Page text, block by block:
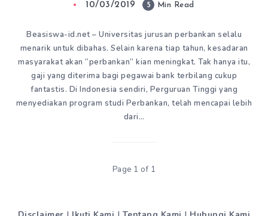
10/03/2019 5 Min Read
Beasiswa-id.net – Universitas jurusan perbankan selalu
menarik untuk dibahas. Selain karena tiap tahun, kesadaran
masyarakat akan “perbankan” kian meningkat. Tak hanya itu,
gaji yang diterima bagi pegawai bank terbilang cukup
fantastis. Di Indonesia sendiri, Perguruan Tinggi yang
menyediakan program studi Perbankan, telah mencapai lebih
dari…
Page 1 of 1